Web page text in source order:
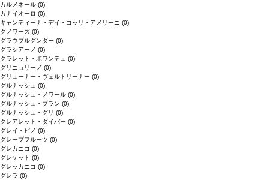
カルメネール (0)
カナイオーロ (0)
キャンティーナ・デイ・コッリ・アメリーニ (0)
クノワーズ (0)
グラウブルグンダー (0)
グラシアーノ (0)
クラレット・ボワンテュ (0)
グリニョリーノ (0)
グリューナー・ヴェルトリーナー (0)
グルナッシュ (0)
グルナッシュ・ノワール (0)
グルナッシュ・ブラン (0)
グルナッシュ・グリ (0)
クレアレット・ダイバー (0)
グレイ・ピノ (0)
グレープフルーツ (0)
グレカニコ (0)
グレケット (0)
グレッカニコ (0)
グレラ (0)